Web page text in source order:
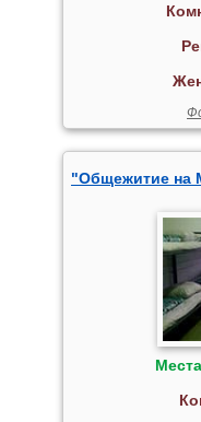
"Общежитие на